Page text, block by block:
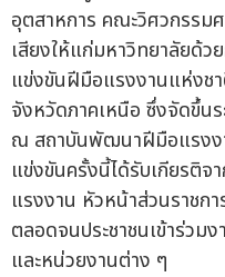
อุตสาหการ คณะวิศวกรรม
เสียงให้แก่มหาวิทยาลัยด้ว
แข่งขันฝีมือแรงงานแห่งช
จังหวัดภาคเหนือ ซึ่งจัดขึ้น
ณ สถาบันพัฒนาฝีมือแรงง
แข่งขันครั้งนี้ได้รับเกียรติ
แรงงาน หัวหน้าส่วนราชก
ตลอดจนประชาชนเข้าร่วม
และหน่วยงานต่าง ๆ